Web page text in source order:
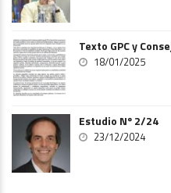
Texto GPC y
18/01/2025
Estudio Nº 2/24
23/12/2024